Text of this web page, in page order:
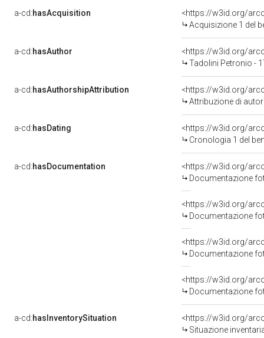
a-cd:hasAcquisition
<https://w3id.org/
Acquisizione 1 del
a-cd:hasAuthor
<https://w3id.org/
Tadolini Petronio -
a-cd:hasAuthorshipAttribution
<https://w3id.org/
Attribuzione di
a-cd:hasDating
<https://w3id.org/
Cronologia 1 del
a-cd:hasDocumentation
Documentazione
Documentazione
Documentazione
Documentazione
a-cd:hasInventorySituation
<https://w3id.org/
Situazione